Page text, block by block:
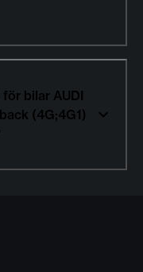
bilar AUDI
(4G;4G1)